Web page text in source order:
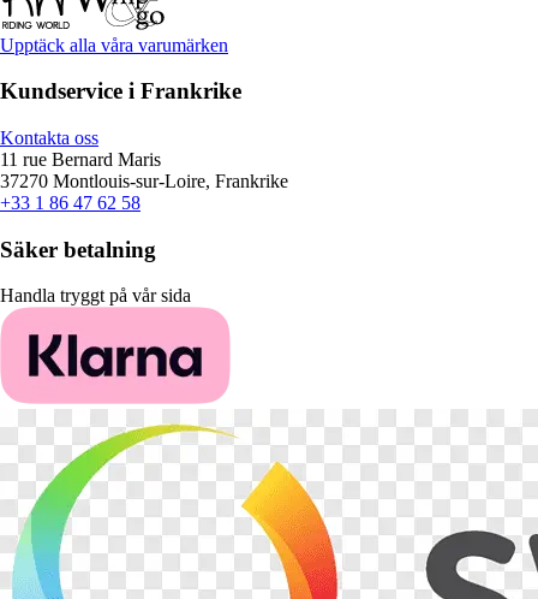
Upptäck alla våra varumärken
Kundservice i Frankrike
Kontakta oss
11 rue Bernard Maris
37270 Montlouis-sur-Loire, Frankrike
+33 1 86 47 62 58
Säker betalning
Handla tryggt på vår sida